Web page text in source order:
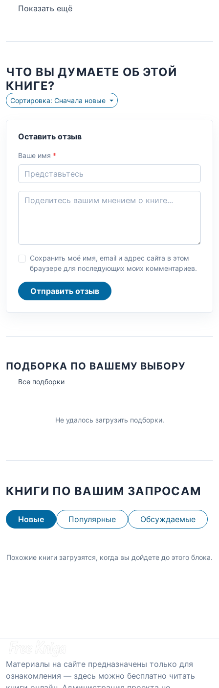
Показать ещё
ЧТО ВЫ ДУМАЕТЕ ОБ ЭТОЙ
КНИГЕ?
Сортировка: Сначала новые
Оставить отзыв
Ваше имя *
Сохранить моё имя, email и адрес сайта в этом
браузере для последующих моих комментариев.
Отправить отзыв
ПОДБОРКА ПО ВАШЕМУ ВЫБОРУ
Все подборки
Не удалось загрузить подборки.
КНИГИ ПО ВАШИМ ЗАПРОСАМ
Новые Популярные Обсуждаемые
Похожие книги загрузятся, когда вы дойдете до этого блока.
Материалы на сайте предназначены только для
ознакомления — здесь можно бесплатно читать